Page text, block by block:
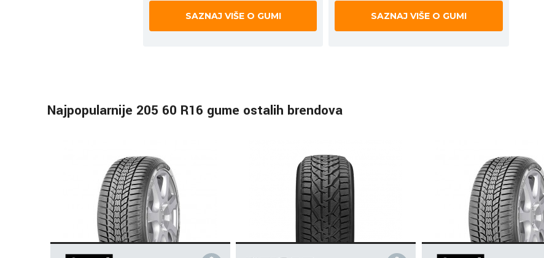
SAZNAJ VIŠE O GUMI SAZNAJ VIŠE O GUMI
Najpopularnije 205 60 R16 gume ostalih brendova